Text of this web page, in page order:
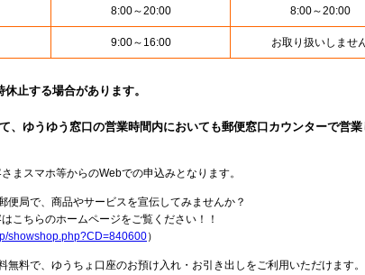
8:00～20:00 8:00～20:00
9:00～16:00 お取り扱いしませ
止する場合があります。
、ゆうゆう窓口の営業時間内においても郵便窓口カウンターで営業
まスマホ等からのWebでの申込みとなります。
便局で、商品やサービスを宣伝してみませんか？
こちらのホームページをご覧ください！！
showshop.php?CD=840600）
無料で、ゆうちょ口座のお預け入れ・お引き出しをご利用いただけます。